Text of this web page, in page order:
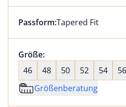
Dieser Artikel hat die
Passform:Tapered Fit
Größenauswahl:
Größe:nichts ausgewählt
46
48 50 52 54 56
Größenberatung